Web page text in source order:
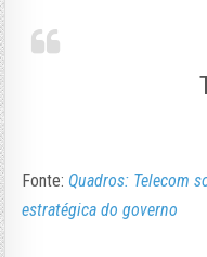
Fonte: Quadros: Telecom
estratégica do governo